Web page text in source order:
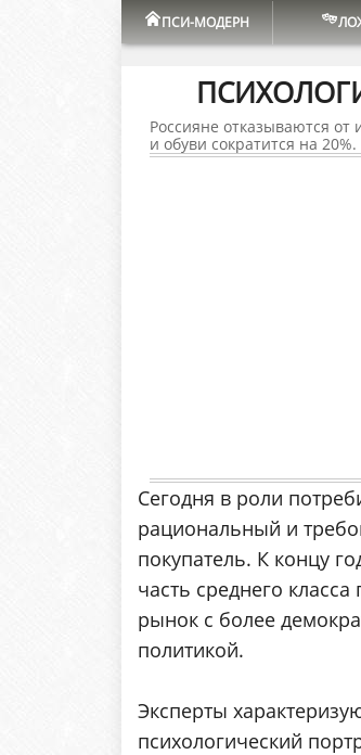
ПСИ-МОДЕРН
Россияне отказываются
и обуви сократится на 20%.
Сегодня в роли
рациональный и
покупатель. К концу
часть среднего класса
рынок с более
политикой.
Эксперты
психологический